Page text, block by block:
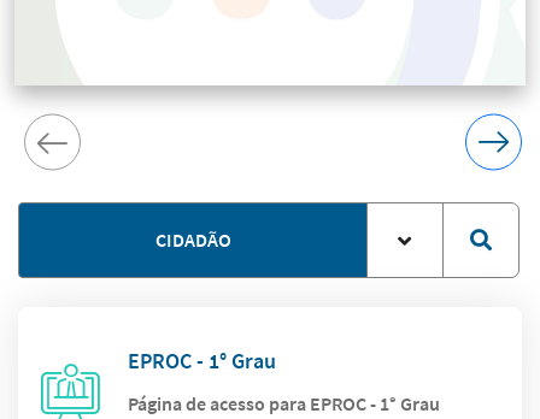
CIDADÃO
EPROC - 1° Grau
Página de acesso para EPROC - 1° Grau